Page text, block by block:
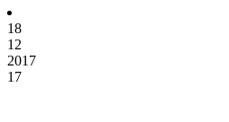
18
12
2017
17